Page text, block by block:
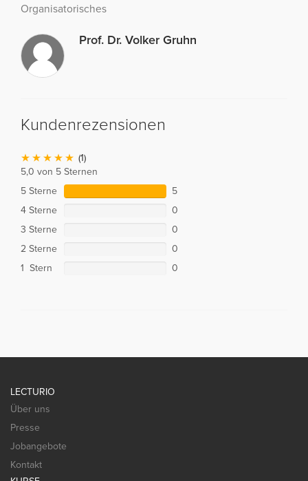
Organisatorisches
Prof. Dr. Volker Gruhn
Kundenrezensionen
(1)
5,0 von 5 Sternen
5 Sterne
5
4 Sterne
0
3 Sterne
0
2 Sterne
0
1 Stern
0
LECTURIO
Über uns
Presse
Jobangebote
Kontakt